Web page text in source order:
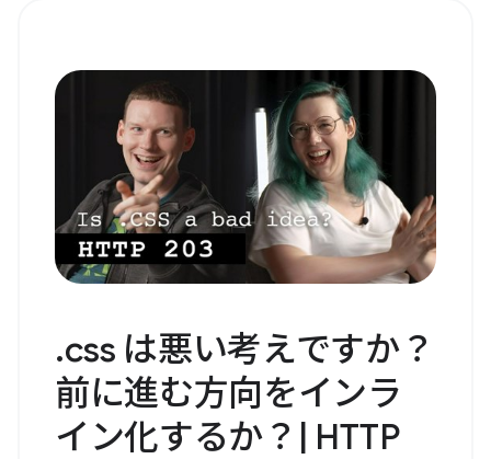
.css は悪い考えですか？
前に進む方向をインラ
イン化するか？| HTTP